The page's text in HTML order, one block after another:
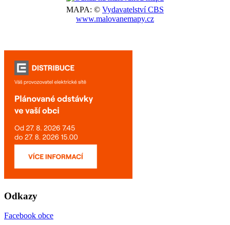
MAPA: © Vydavatelství CBS
www.malovanemapy.cz
Odkazy
Facebook obce